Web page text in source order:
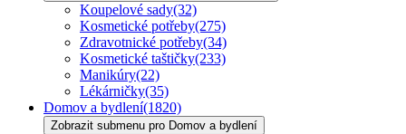
Koupelové sady(32)
Kosmetické potřeby(275)
Zdravotnické potřeby(34)
Kosmetické taštičky(233)
Manikúry(22)
Lékárničky(35)
Domov a bydlení(1820)
Zobrazit submenu pro Domov a bydlení